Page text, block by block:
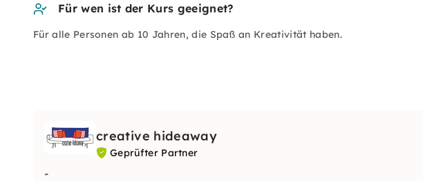
Für wen ist der Kurs geeignet?
Für alle Personen ab 10 Jahren, die Spaß an Kreativität haben.
creative hideaway
Geprüfter Partner
-